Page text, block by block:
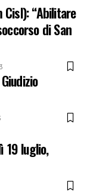
Cisl): “Abilitare
di San
19 luglio,